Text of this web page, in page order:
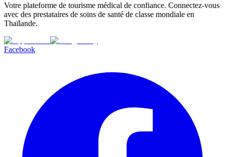
Votre plateforme de tourisme médical de confiance. Connectez-vous
avec des prestataires de soins de santé de classe mondiale en
Thaïlande.
Facebook